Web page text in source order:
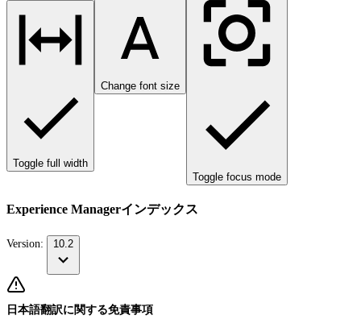
Toggle full width
Change font size
Toggle focus mode
Experience Managerインデックス
Version: 10.2
日本語翻訳に関する免責事項